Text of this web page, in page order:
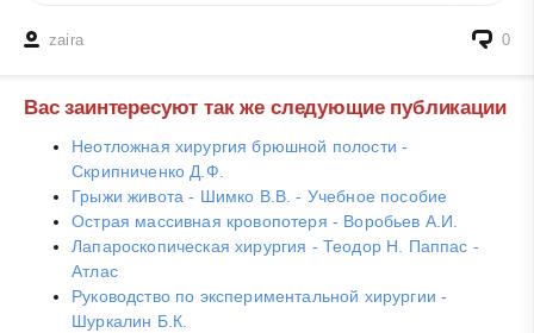
zaira 0
Вас заинтересуют так же следующие публикации
Неотложная хирургия брюшной полости -
Скрипниченко Д.Ф.
Грыжи живота - Шимко В.В. - Учебное пособие
Острая массивная кровопотеря - Воробьев А.И.
Лапароскопическая хирургия - Теодор Н. Паппас -
Атлас
Руководство по экспериментальной хирургии -
Шуркалин Б.К.